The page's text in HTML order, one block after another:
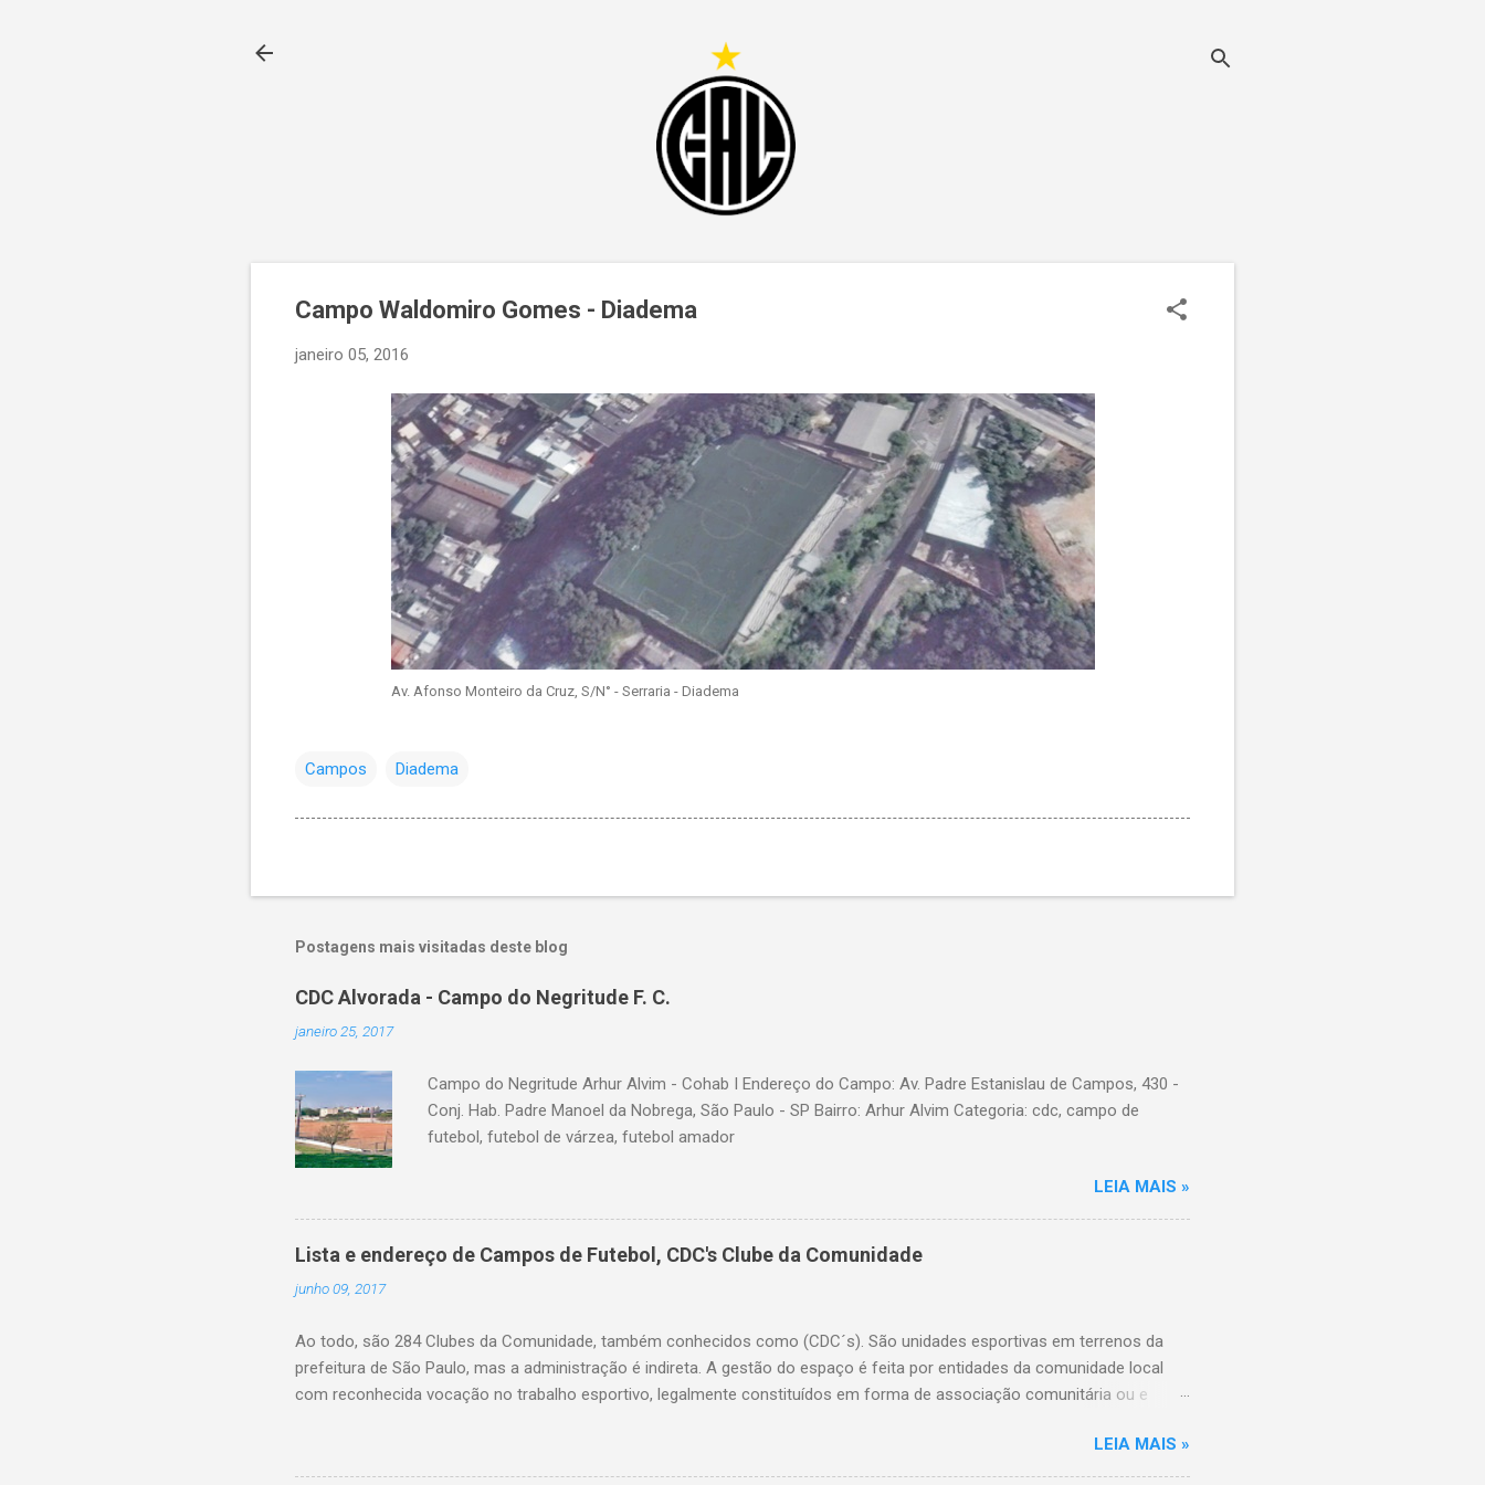
Campo Waldomiro Gomes - Diadema
janeiro 05, 2016
Av. Afonso Monteiro da Cruz, S/N° - Serraria - Diadema
Campos Diadema
Postagens mais visitadas deste blog
CDC Alvorada - Campo do Negritude F. C.
janeiro 25, 2017
Campo do Negritude Arhur Alvim - Cohab I Endereço do Campo: Av. Padre Estanislau de Campos, 430 -
Conj. Hab. Padre Manoel da Nobrega, São Paulo - SP Bairro: Arhur Alvim Categoria: cdc, campo de
futebol, futebol de várzea, futebol amador
LEIA MAIS »
Lista e endereço de Campos de Futebol, CDC's Clube da Comunidade
junho 09, 2017
Ao todo, são 284 Clubes da Comunidade, também conhecidos como (CDC´s). São unidades esportivas em terrenos da
prefeitura de São Paulo, mas a administração é indireta. A gestão do espaço é feita por entidades da comunidade local
com reconhecida vocação no trabalho esportivo, legalmente constituídos em forma de associação comunitária ou e
farão esta gestão, fiscaliza o uso, implementa políticas públicas e insere atividades no calendário destes espaços, além
de realizar reformas e intervenções na estrutura física quando necessário. Lista dos Clubes da Comunidade de São Paulo,
LEIA MAIS »